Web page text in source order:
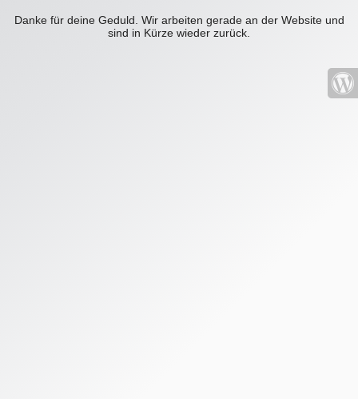
Danke für deine Geduld. Wir arbeiten gerade an der Website und
sind in Kürze wieder zurück.